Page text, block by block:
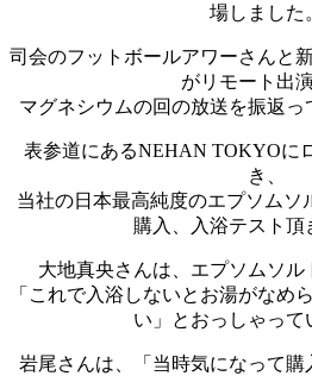
場しました
司会のフットボールアワーさんと
がリモート出演
マグネシウムの回の放送を振返っ
表参道にあるNEHAN TOKYOに
き、
当社の日本最高純度のエプソムソ
購入、入浴テスト頂
大地真央さんは、エプソムソル
「これで入浴しないとお湯がなめ
い」とおっしゃって
岩尾さんは、「当時気になって